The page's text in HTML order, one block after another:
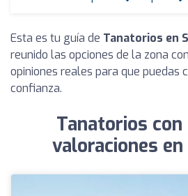
Esta es tu guía de Tanatorios en
reunido las opciones de la zona
opiniones reales para que puedas
confianza.
Tanatorios
valoraciones